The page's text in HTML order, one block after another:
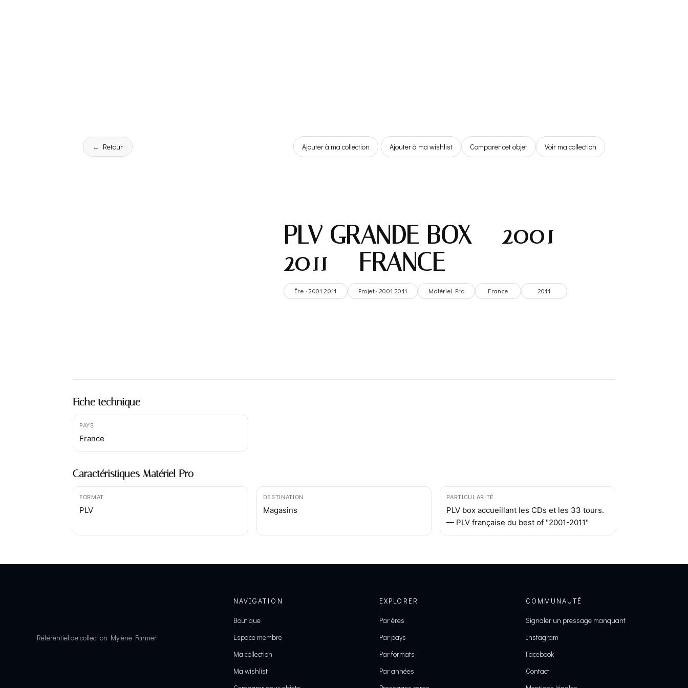
← Retour Ajouter à ma collection Ajouter à ma wishlist Comparer cet objet Voir ma collection
PLV GRANDE BOX – 2001
2011 – FRANCE
Ère · 2001.2011 Projet · 2001.2011 Matériel Pro France 2011
Fiche technique
PAYS
France
Caractéristiques Matériel Pro
FORMAT
PLV
DESTINATION
Magasins
PARTICULARITÉ
PLV box accueillant les CDs et les 33 tours.
— PLV française du best of "2001-2011"
Référentiel de collection Mylène Farmer.
NAVIGATION
Boutique
Espace membre
Ma collection
Ma wishlist
EXPLORER
Par ères
Par pays
Par formats
Par années
COMMUNAUTÉ
Signaler un pressage manquant
Instagram
Facebook
Contact